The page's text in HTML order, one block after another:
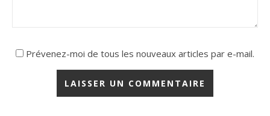
Prévenez-moi de tous les nouveaux articles par e-mail.